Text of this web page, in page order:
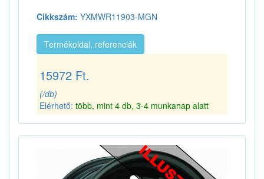
Cikkszám: YXMWR11903-MGN
Termékoldal, referenciák
15972 Ft.
(/db)
Elérhető: több, mint 4 db, 3-4 munkanap alatt